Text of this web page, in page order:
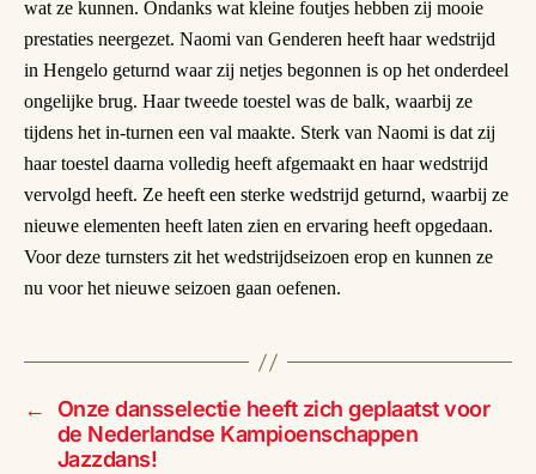
wat ze kunnen. Ondanks wat kleine foutjes hebben zij mooie
prestaties neergezet. Naomi van Genderen heeft haar wedstrijd
in Hengelo geturnd waar zij netjes begonnen is op het onderdeel
ongelijke brug. Haar tweede toestel was de balk, waarbij ze
tijdens het in-turnen een val maakte. Sterk van Naomi is dat zij
haar toestel daarna volledig heeft afgemaakt en haar wedstrijd
vervolgd heeft. Ze heeft een sterke wedstrijd geturnd, waarbij ze
nieuwe elementen heeft laten zien en ervaring heeft opgedaan.
Voor deze turnsters zit het wedstrijdseizoen erop en kunnen ze
nu voor het nieuwe seizoen gaan oefenen.
←
Onze dansselectie heeft zich geplaatst voor
de Nederlandse Kampioenschappen
Jazzdans!